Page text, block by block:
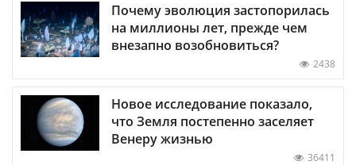
Почему эволюция застопорилась
на миллионы лет, прежде чем
внезапно возобновиться?
2438
Новое исследование показало,
что Земля постепенно заселяет
Венеру жизнью
36411